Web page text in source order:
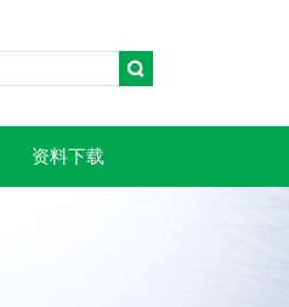
资料下载